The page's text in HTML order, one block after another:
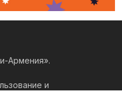
Армения».
и